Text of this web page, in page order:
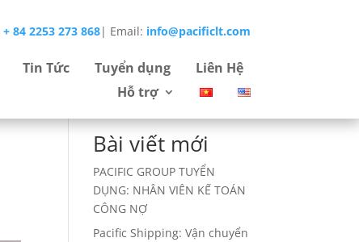
+ 84 2253 273 868| Email: info@pacificlt.com
Tin Tức Tuyển dụng
Liên Hệ
Hỗ trợ
Tìm
Bài viết mới
PACIFIC GROUP TUYỂN
DỤNG: NHÂN VIÊN KẾ TOÁN
CÔNG NỢ
Pacific Shipping: Vận chuyển